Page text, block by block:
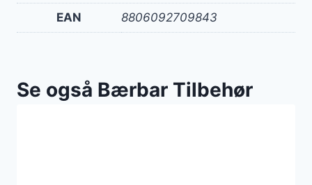
EAN 8806092709843
Se også Bærbar Tilbehør